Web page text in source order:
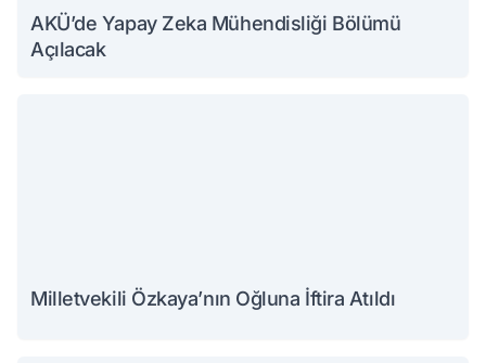
AKÜ’de Yapay Zeka Mühendisliği Bölümü
Açılacak
Milletvekili Özkaya’nın Oğluna İftira Atıldı